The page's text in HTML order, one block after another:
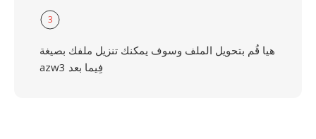
3
هيا قُم بتحويل الملف وسوف يمكنك تنزيل ملفك بصيغة
azw3 فِيما بعد